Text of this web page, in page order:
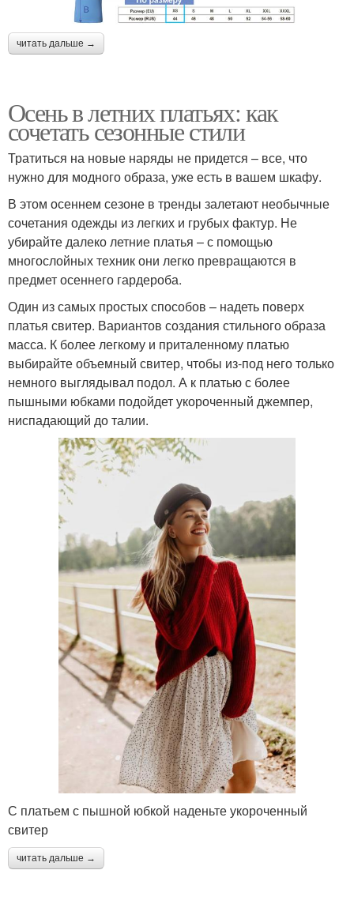
читать дальше →
Осень в летних платьях: как
сочетать сезонные стили
Тратиться на новые наряды не придется – все, что
нужно для модного образа, уже есть в вашем шкафу.
В этом осеннем сезоне в тренды залетают необычные
сочетания одежды из легких и грубых фактур. Не
убирайте далеко летние платья – с помощью
многослойных техник они легко превращаются в
предмет осеннего гардероба.
Один из самых простых способов – надеть поверх
платья свитер. Вариантов создания стильного образа
масса. К более легкому и приталенному платью
выбирайте объемный свитер, чтобы из-под него только
немного выглядывал подол. А к платью с более
пышными юбками подойдет укороченный джемпер,
ниспадающий до талии.
С платьем с пышной юбкой наденьте укороченный
свитер
читать дальше →